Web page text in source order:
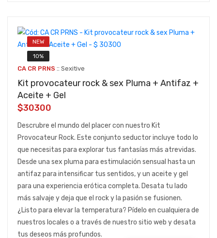
NEW
10%
CA CR PRNS :: Sexitive
Kit provocateur rock & sex Pluma + Antifaz +
Aceite + Gel
$30300
Descrubre el mundo del placer con nuestro Kit
Provocateur Rock. Este conjunto seductor incluye todo lo
que necesitas para explorar tus fantasías más atrevidas.
Desde una sex pluma para estimulación sensual hasta un
antifaz para intensificar tus sentidos, y un aceite y gel
para una experiencia erótica completa. Desata tu lado
más salvaje y deja que el rock y la pasión se fusionen.
¿Listo para elevar la temperatura? Pídelo en cualquiera de
nuestros locales o a través de nuestro sitio web y desata
tus deseos más profundos.